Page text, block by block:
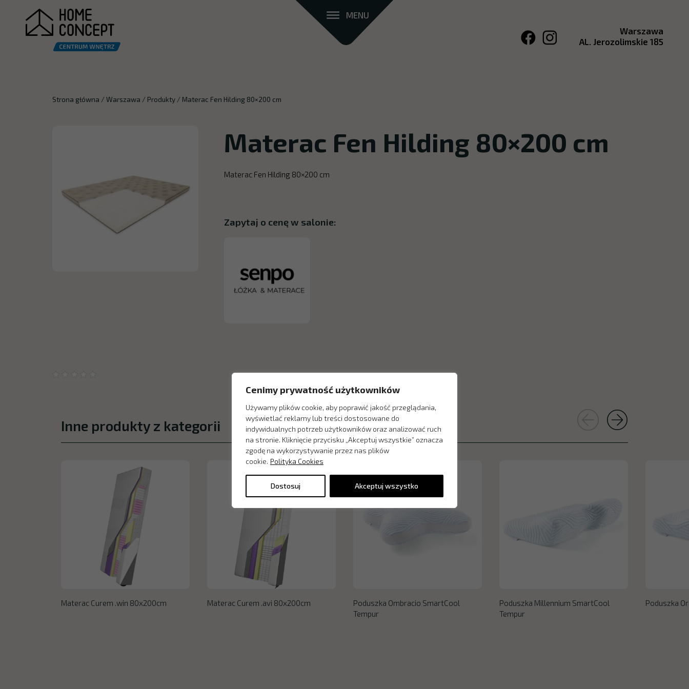
Cenimy prywatność użytkowników
Używamy plików cookie, aby poprawić jakość przeglądania,
wyświetlać reklamy lub treści dostosowane do
indywidualnych potrzeb użytkowników oraz analizować ruch
na stronie. Kliknięcie przycisku „Akceptuj wszystkie” oznacza
zgodę na wykorzystywanie przez nas plików
cookie. Polityka Cookies
Dostosuj Akceptuj wszystko
MENU
Warszawa
AL. Jerozolimskie 185
Strona główna /Warszawa /Produkty / Materac Fen Hilding 80×200 cm
Materac Fen Hilding 80×200 cm
Materac Fen Hilding 80×200 cm
Zapytaj o cenę w salonie:
Inne produkty z kategorii
Materac Curem .win 80x200cm Materac Curem .avi 80x200cm
Poduszka Ombracio SmartCool
Tempur
Poduszka Millennium SmartCool
Tempur
Poduszka